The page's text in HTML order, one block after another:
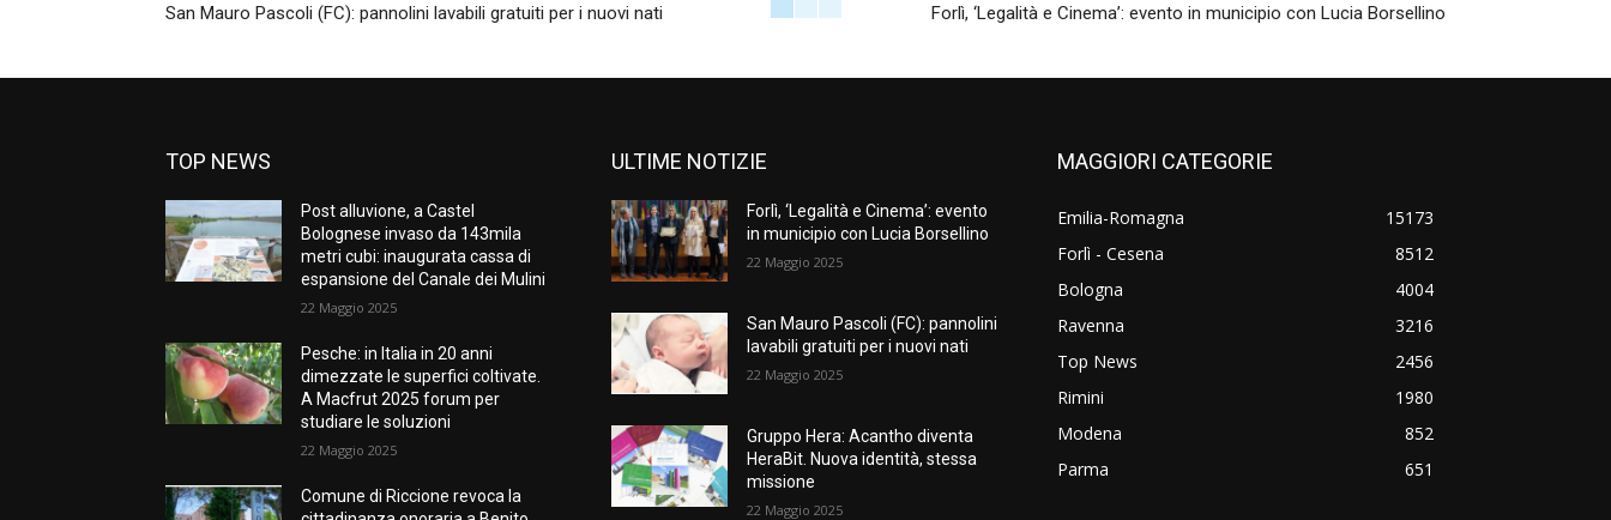
San Mauro Pascoli (FC): pannolini lavabili gratuiti per i nuovi nati Forlì, ‘Legalità e Cinema’: evento in municipio con Lucia Borsellino
TOP NEWS
Post alluvione, a Castel
Bolognese invaso da 143mila
metri cubi: inaugurata cassa di
espansione del Canale dei Mulini
22 Maggio 2025
Pesche: in Italia in 20 anni
dimezzate le superfici coltivate.
A Macfrut 2025 forum per
studiare le soluzioni
22 Maggio 2025
Comune di Riccione revoca la
ULTIME NOTIZIE
Forlì, ‘Legalità e Cinema’: evento
in municipio con Lucia Borsellino
22 Maggio 2025
San Mauro Pascoli (FC): pannolini
lavabili gratuiti per i nuovi nati
22 Maggio 2025
Gruppo Hera: Acantho diventa
HeraBit. Nuova identità, stessa
missione
22 Maggio 2025
MAGGIORI CATEGORIE
Emilia-Romagna
15173
Forlì - Cesena
8512
Bologna
4004
Ravenna
3216
Top News
2456
Rimini
1980
Modena
852
Parma
651